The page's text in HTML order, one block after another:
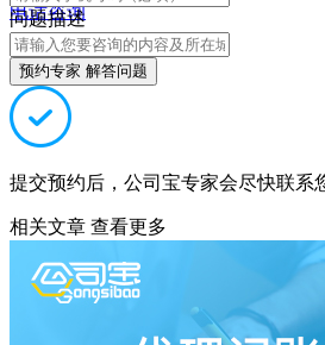
电话咨询
问题描述
预约专家 解答问题
提交预约后，公司宝专家会尽快联系
相关文章 查看更多